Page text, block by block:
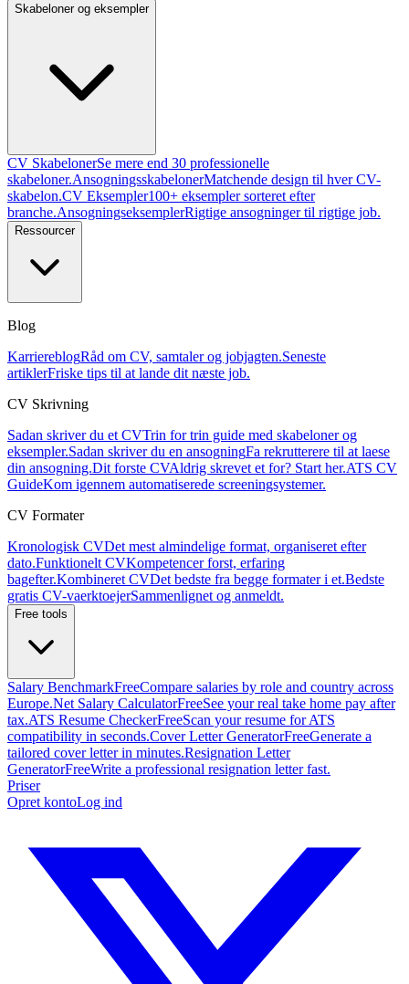
Skabeloner og eksempler
CV SkabelonerSe mere end 30 professionelle
skabeloner.AnsogningsskabelonerMatchende design til hver CV-
skabelon.CV Eksempler100+ eksempler sorteret efter
branche.AnsogningseksemplerRigtige ansogninger til rigtige job.
Ressourcer
Blog
KarriereblogRåd om CV, samtaler og jobjagten.Seneste
artiklerFriske tips til at lande dit næste job.
CV Skrivning
Sadan skriver du et CVTrin for trin guide med skabeloner og
eksempler.Sadan skriver du en ansogningFa rekrutterere til at laese
din ansogning.Dit forste CVAldrig skrevet et for? Start her.ATS CV
GuideKom igennem automatiserede screeningsystemer.
CV Formater
Kronologisk CVDet mest almindelige format, organiseret efter
dato.Funktionelt CVKompetencer forst, erfaring
bagefter.Kombineret CVDet bedste fra begge formater i et.Bedste
gratis CV-vaerktoejerSammenlignet og anmeldt.
Free tools
Salary BenchmarkFreeCompare salaries by role and country across
Europe.Net Salary CalculatorFreeSee your real take home pay after
tax.ATS Resume CheckerFreeScan your resume for ATS
compatibility in seconds.Cover Letter GeneratorFreeGenerate a
tailored cover letter in minutes.Resignation Letter
GeneratorFreeWrite a professional resignation letter fast.
Priser
Opret kontoLog ind